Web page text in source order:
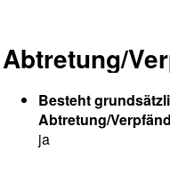
Abtretung/
Besteht
Abtretung/
ja